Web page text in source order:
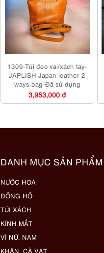
1309-Túi đeo vai/xách tay-
JAPLISH Japan leather 2
ways bag-Đã sử dụng
3,953,000 đ
DANH MỤC SẢN PHẨM
NƯỚC HOA
ĐỒNG HỒ
TÚI XÁCH
KÍNH MẮT
VÍ NỮ, NAM
KHĂN, CÀ VẠT